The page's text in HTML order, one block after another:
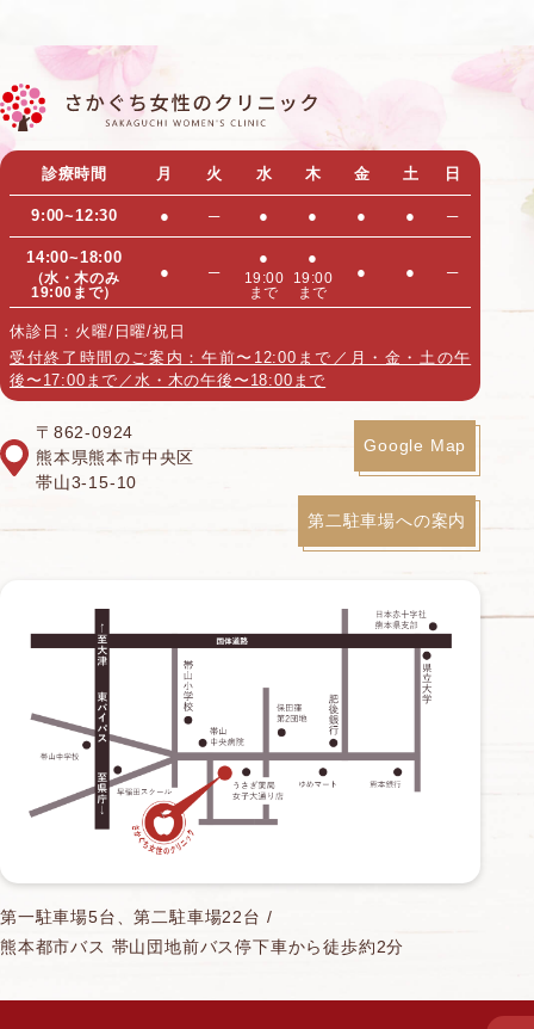
ブ
診療時間 月 火 水 木 金 土 日
9:00~12:30 ● ─ ● ● ● ● ─
14:00~18:00
（水・木のみ
19:00まで）
● ─
●
19:00
まで
●
19:00
まで
● ● ─
休診日：火曜/日曜/祝日
受付終了時間のご案内：午前〜12:00まで／月・金・土の午
後〜17:00まで／水・木の午後〜18:00まで
〒862-0924
熊本県熊本市中央区
帯山3-15-10
Google Map
第二駐車場への案内
第一駐車場5台、第二駐車場22台 /
熊本都市バス 帯山団地前バス停下車から徒歩約2分